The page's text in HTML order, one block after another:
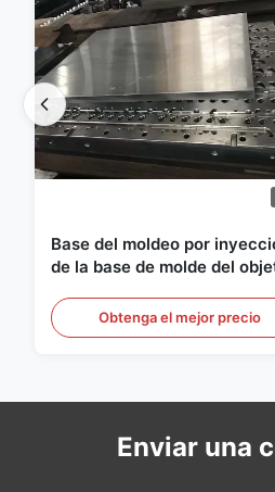
Base del moldeo por
de la base de molde del
DOMÉSTICO de S136 P20
Obtenga el mejor precio
Enviar una